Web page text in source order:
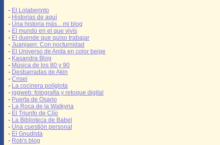
- El Lolaberinto
- Historias de aquí
- Una historia más... mi blog
- El mundo en el que vivís
- El duende que quiso trabajar
- Juanjaen: Con nocturnidad
- El Universo de Anita en color beige
- Kasandra Blog
- Música de los 80 y 90
- Desbarradas de Akin
- Crisei
- La cocinera políglota
- jggweb: fotografía y retoque digital
- Puerta de Osario
- La Roca de la Walkyria
- El Triunfo de Clío
- La Biblioteca de Babel
- Una cuestión personal
- El Gnudista
- Rob's blog